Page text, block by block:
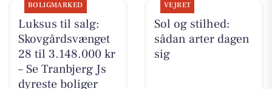
BOLIGMARKED
Luksus til salg:
Skovgårdsvænget
28 til 3.148.000 kr
– Se Tranbjerg Js
dyreste boliger
VEJRET
Sol og stilhed:
sådan arter dagen
sig